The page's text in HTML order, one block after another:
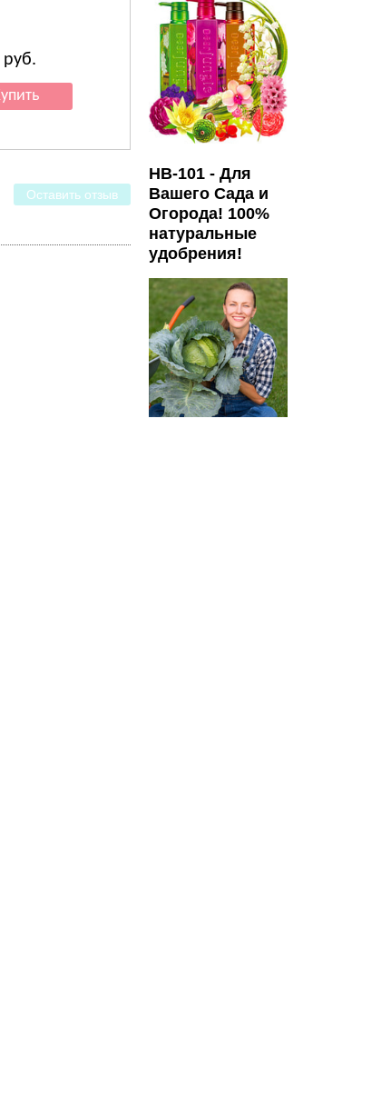
руб.
Страна: Япония
руб.
Оставить отзыв
HB-101 - Для
Вашего Сада и
Огорода! 100%
натуральные
удобрения!